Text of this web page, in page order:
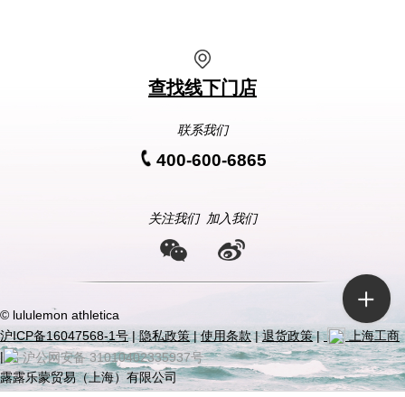
查找线下门店
联系我们
400-600-6865
关注我们 加入我们
© lululemon athletica
沪ICP备16047568-1号|隐私政策|使用条款|退货政策|
上海工商
|
沪公网安备 31010402335937号
露露乐蒙贸易（上海）有限公司